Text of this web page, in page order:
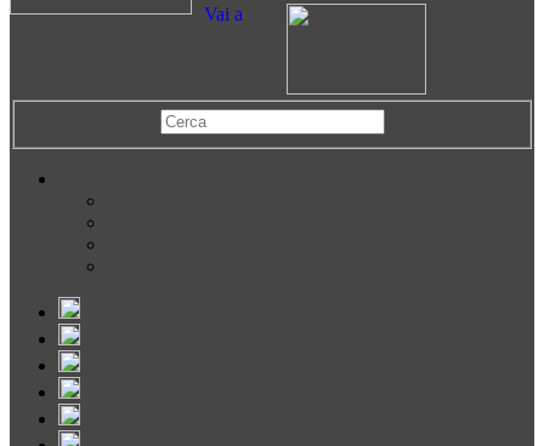
Vai a